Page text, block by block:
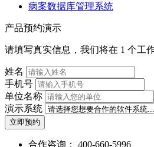
病案数据库管理系统
产品预约演示
请填写真实信息，我们将在 1 个工
姓名
手机号
单位名称
演示系统
立即预约
合作咨询： 400-660-5996